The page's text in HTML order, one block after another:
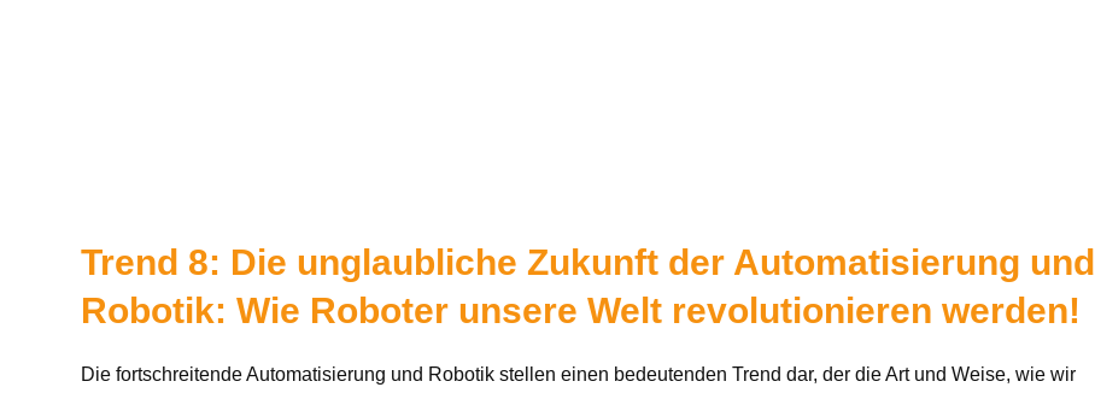
Trend 8: Die unglaubliche Zukunft der Automatisierung und
Robotik: Wie Roboter unsere Welt revolutionieren werden!
Die fortschreitende Automatisierung und Robotik stellen einen bedeutenden Trend dar, der die Art und Weise, wie wir